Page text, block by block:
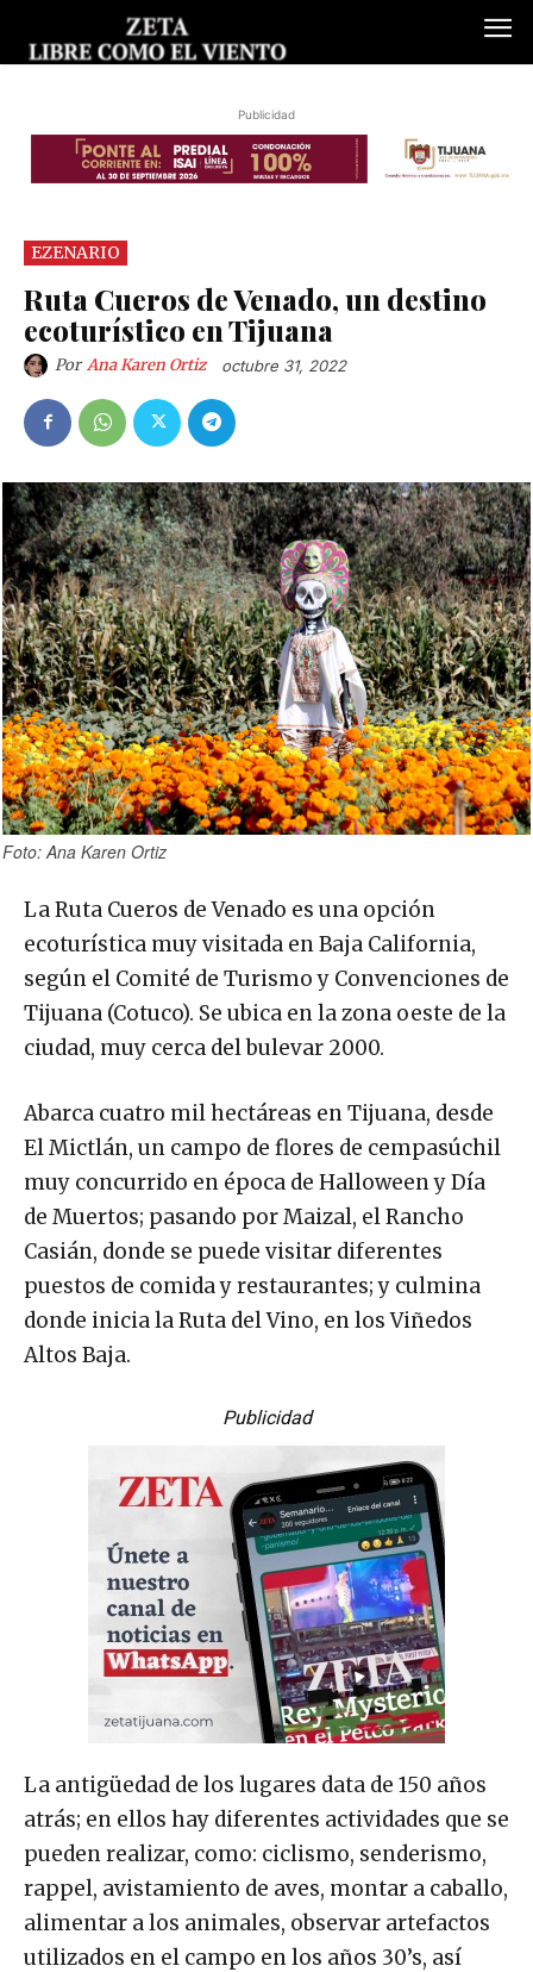
Publicidad
EZENARIO
Ruta Cueros de Venado, un destino
ecoturístico en Tijuana
Por Ana Karen Ortiz octubre 31, 2022
Foto: Ana Karen Ortiz
La Ruta Cueros de Venado es una opción
ecoturística muy visitada en Baja California,
según el Comité de Turismo y Convenciones de
Tijuana (Cotuco). Se ubica en la zona oeste de la
ciudad, muy cerca del bulevar 2000.
Abarca cuatro mil hectáreas en Tijuana, desde
El Mictlán, un campo de flores de cempasúchil
muy concurrido en época de Halloween y Día
de Muertos; pasando por Maizal, el Rancho
Casián, donde se puede visitar diferentes
puestos de comida y restaurantes; y culmina
donde inicia la Ruta del Vino, en los Viñedos
Altos Baja.
Publicidad
La antigüedad de los lugares data de 150 años
atrás; en ellos hay diferentes actividades que se
pueden realizar, como: ciclismo, senderismo,
rappel, avistamiento de aves, montar a caballo,
alimentar a los animales, observar artefactos
utilizados en el campo en los años 30’s, así